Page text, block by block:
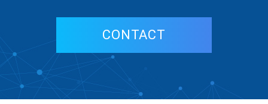
CONTACT